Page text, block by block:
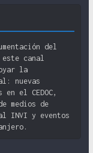
del
canal
la
nuevas
el CEDOC,
medios de
INVI y eventos